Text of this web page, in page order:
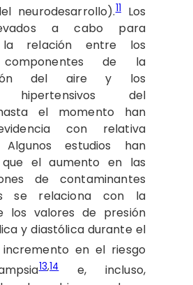
neurodesarrollo).11Los
a cabo para
la relación entre los
componentes de la
del aire y los
hipertensivos del
el momento han
con relativa
Algunos estudios han
el aumento en las
de contaminantes
se relaciona con la
los valores de presión
y diastólica durante el
en el riesgo
13,14
e, incluso,